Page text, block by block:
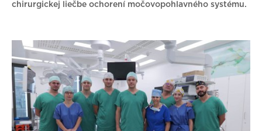
chirurgickej liečbe ochorení močovopohlavného systému.